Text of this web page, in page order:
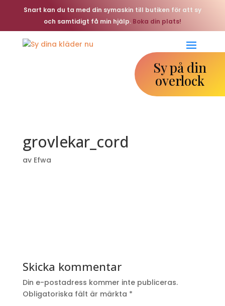
Snart kan du ta med din symaskin till butiken för att sy
och samtidigt få min hjälp. Boka din plats!
Sy på din
overlock
grovlekar_cord
av Efwa
Skicka kommentar
Din e-postadress kommer inte publiceras.
Obligatoriska fält är märkta *